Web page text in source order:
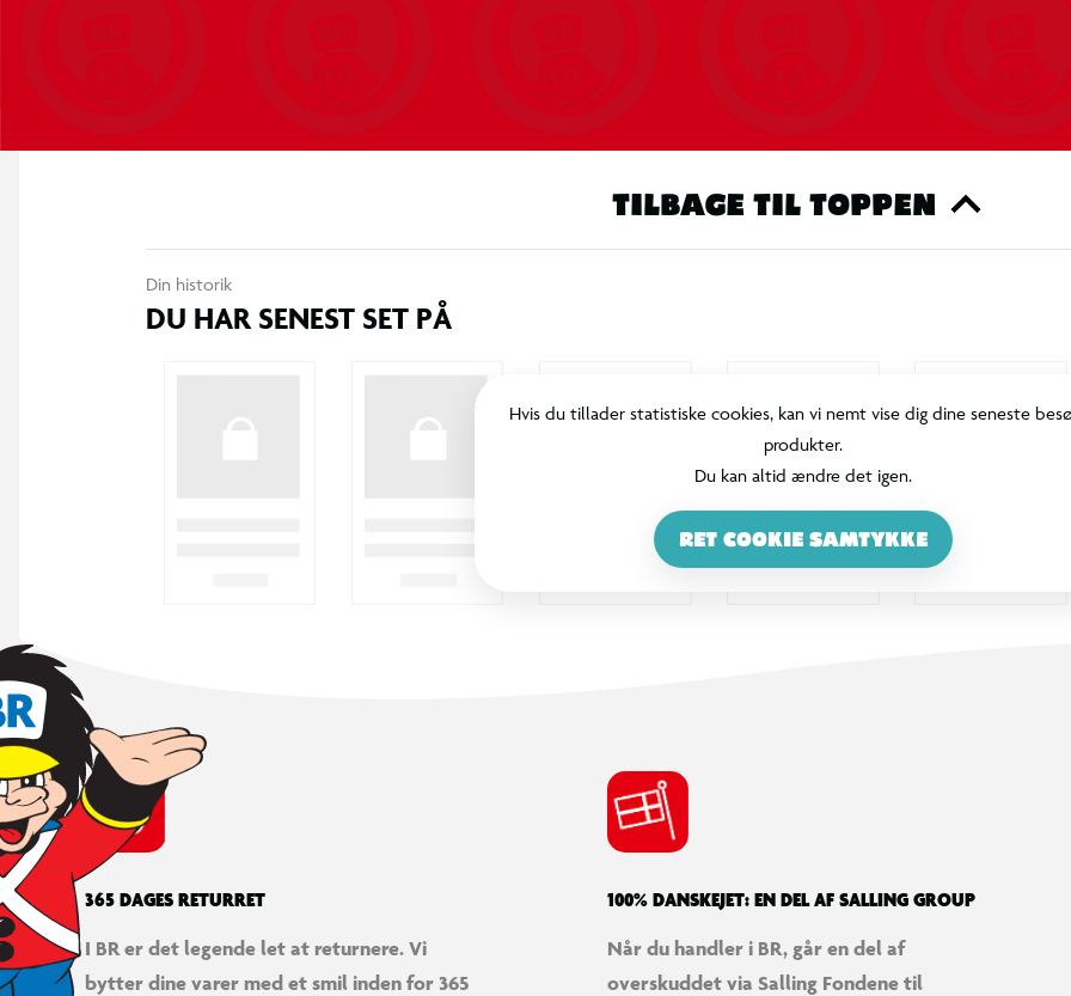
TILBAGE TIL TOPPEN
Din historik
DU HAR SENEST SET PÅ
Hvis du tillader statistiske cookies, kan vi nemt vise dig dine seneste
produkter.
Du kan altid ændre det igen.
RET COOKIE SAMTYKKE
365 DAGES RETURRET
I BR er det legende let at returnere. Vi
bytter dine varer med et smil inden for 365
100% DANSKEJET: EN DEL AF SALLING GROUP
Når du handler i BR, går en del af
overskuddet via Salling Fondene til